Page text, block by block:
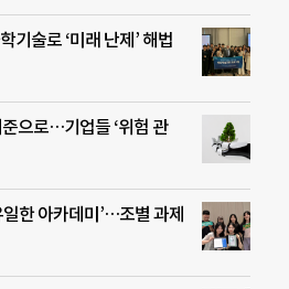
기술로 ‘미래 난제’ 해법
으로…기업들 ‘위험 관
한 아카데미’…조별 과제